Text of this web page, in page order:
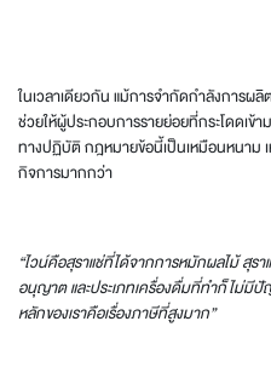
ในเวลาเดียวกัน แม้การจำกัดกำลังการผลิ
ช่วยให้ผู้ประกอบการรายย่อยที่กระโดดเข้
ทางปฏิบัติ กฎหมายข้อนี้เป็นเหมือนหนาม
กิจการมากกว่า
“ไวน์คือสุราแช่ที่ได้จากการหมักผลไม้ สุรา
อนุญาต และประเภทเครื่องดื่มที่ทำก็ไม่มี
หลักของเราคือเรื่องภาษีที่สูงมาก”